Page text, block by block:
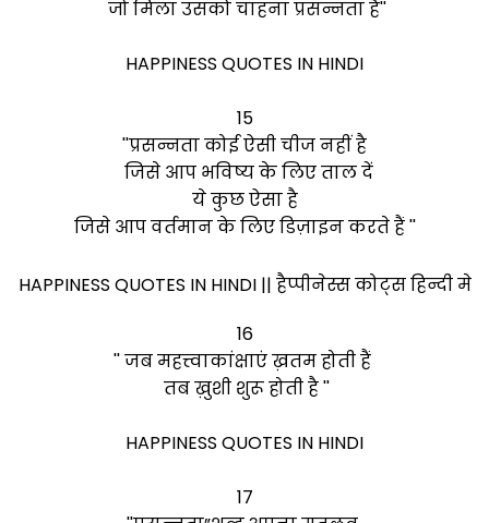
जो मिला उसको चाहना प्रसन्नता है''
HAPPINESS QUOTES IN HINDI
15
''प्रसन्नता कोई ऐसी चीज नहीं है
जिसे आप भविष्य के लिए ताल दें
ये कुछ ऐसा है
जिसे आप वर्तमान के लिए डिज़ाइन करते हैं ''
HAPPINESS QUOTES IN HINDI || हैप्पीनेस्स कोट्स हिन्दी मे
16
'' जब महत्त्वाकांक्षाएं ख़तम होती हैं
तब ख़ुशी शुरू होती है ''
HAPPINESS QUOTES IN HINDI
17